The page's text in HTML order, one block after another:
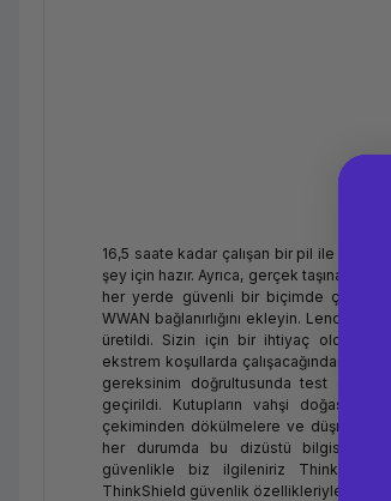
16,5 saate kadar çalışan bir pil ile bu
şey için hazır. Ayrıca, gerçek
her yerde güvenli bir biçimde çevrimiçi
WWAN bağlanırlığını ekleyin. Lenovo
üretildi. Sizin için bir ihtiyaç
ekstrem koşullarda çalışacağından
gereksinim doğrultusunda test
geçirildi. Kutupların vahşi
çekiminden dökülmelere ve düşmelere
her durumda bu dizüstü bilgisayara
güvenlikle biz ilgileniriz ThinkPad
ThinkShield güvenlik özellikleriyle iş